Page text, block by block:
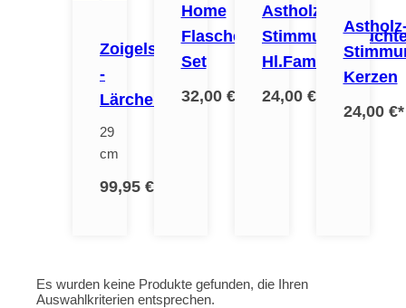
Zoigelstern
-
Lärchenholz
29
cm
99,95 €
Home
Flaschen-
Set
32,00 €
Astholz-
Hl.Familie
24,00 €
Kerzen
24,00 €*
Es wurden keine Produkte gefunden, die Ihren
Auswahlkriterien entsprechen.